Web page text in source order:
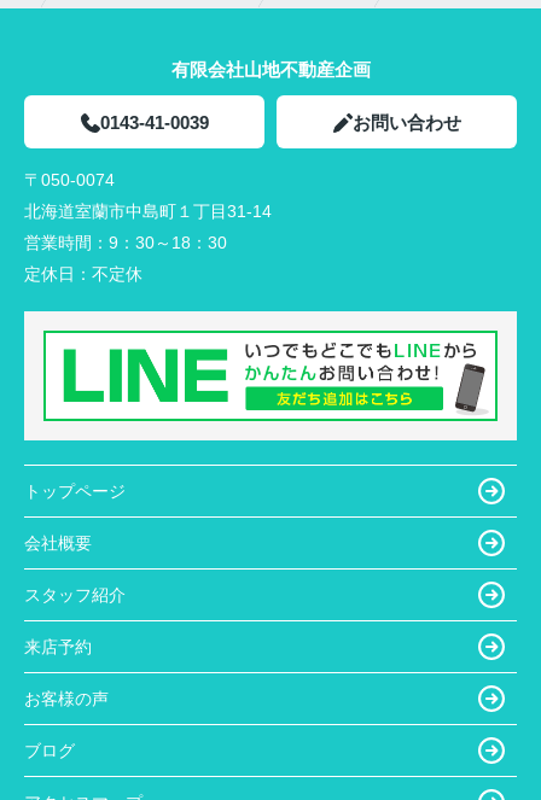
有限会社山地不動産企画
0143-41-0039 お問い合わせ
〒050-0074
北海道室蘭市中島町１丁目31-14
営業時間： 9：30～18：30
定休日： 不定休
トップページ
会社概要
スタッフ紹介
来店予約
お客様の声
ブログ